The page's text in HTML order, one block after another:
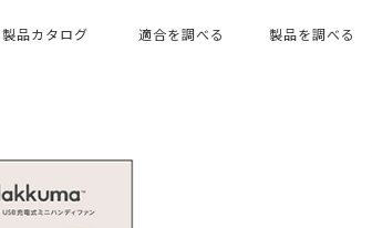
製品カタログ 適合を調べる 製品を調べる